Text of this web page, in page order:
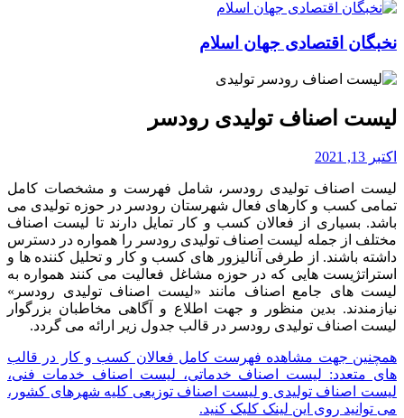
نخبگان اقتصادی جهان اسلام
لیست اصناف تولیدی رودسر
اکتبر 13, 2021
لیست اصناف تولیدی رودسر، شامل فهرست و مشخصات کامل
تمامی کسب و کارهای فعال شهرستان رودسر در حوزه تولیدی می
باشد. بسیاری از فعالان کسب و کار تمایل دارند تا لیست اصناف
مختلف از جمله لیست اصناف تولیدی رودسر را همواره در دسترس
داشته باشند. از طرفی آنالیزور های کسب و کار و تحلیل کننده ها و
استراتژیست هایی که در حوزه مشاغل فعالیت می کنند همواره به
لیست های جامع اصناف مانند «لیست اصناف تولیدی رودسر»
نیازمندند. بدین منظور و جهت اطلاع و آگاهی مخاطبان بزرگوار
لیست اصناف تولیدی رودسر در قالب جدول زیر ارائه می گردد.
همچنین جهت مشاهده فهرست کامل فعالان کسب و کار در قالب
های متعدد: لیست اصناف خدماتی، لیست اصناف خدمات فنی،
لیست اصناف تولیدی و لیست اصناف توزیعی کلیه شهرهای کشور،
می توانید روی این لینک کلیک کنید.